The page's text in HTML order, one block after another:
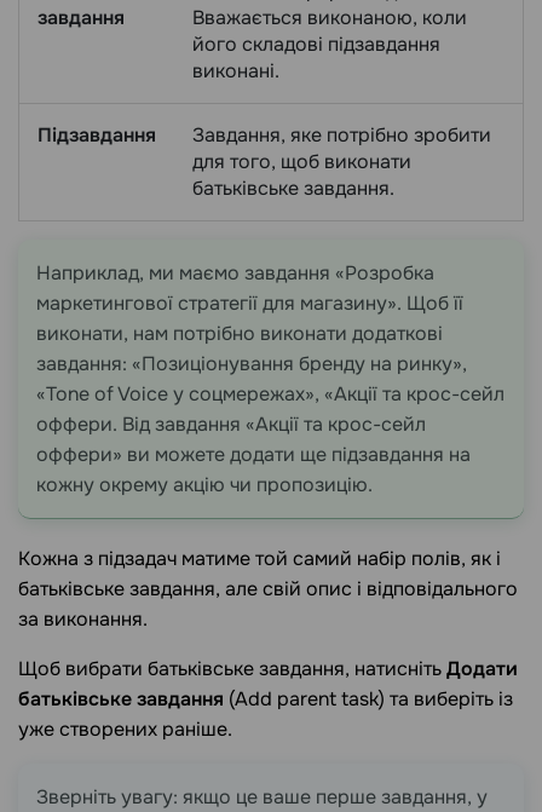
завдання
Вважається виконаною, коли
його складові підзавдання
виконані.
Підзавдання
Завдання, яке потрібно зробити
для того, щоб виконати
батьківське завдання.
Наприклад, ми маємо завдання «Розробка
маркетингової стратегії для магазину». Щоб її
виконати, нам потрібно виконати додаткові
завдання: «Позиціонування бренду на ринку»,
«Tone of Voice у соцмережах», «Акції та крос-сейл
оффери. Від завдання «Акції та крос-сейл
оффери» ви можете додати ще підзавдання на
кожну окрему акцію чи пропозицію.
Кожна з підзадач матиме той самий набір полів, як і
батьківське завдання, але свій опис і відповідального
за виконання.
Щоб вибрати батьківське завдання, натиснітьДодати
батьківське завдання (Add parent task) та виберіть із
уже створених раніше.
Зверніть увагу: якщо це ваше перше завдання, у